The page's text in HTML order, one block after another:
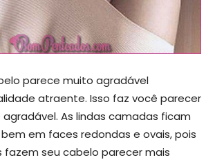
parece muito agradável
atraente. Isso faz você parecer
As lindas camadas ficam
em faces redondas e ovais, pois
fazem seu cabelo parecer mais